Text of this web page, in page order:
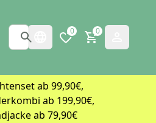
0 0
ab 99,90€,
ab 199,90€,
ab 79,90€